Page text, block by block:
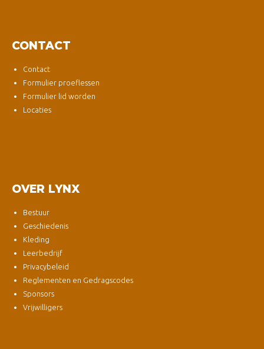
CONTACT
Contact
Formulier proeflessen
Formulier lid worden
Locaties
OVER LYNX
Bestuur
Geschiedenis
Kleding
Leerbedrijf
Privacybeleid
Reglementen en Gedragscodes
Sponsors
Vrijwilligers